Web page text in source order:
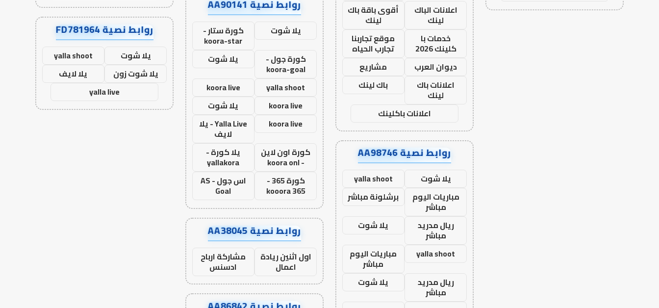
اعلانات الباك
لينك
أقوى باقة باك
لينك
خدمات با
كلينك 2026
موقع تجاربنا
تجارب الحياه
ديوان العرب
مشاريع
اعلانات باك
لينك
باك لينك
اعلانات باكلينك
روابط نصية AA98746
يلا شوت
yalla shoot
مباريات اليوم
مباشر
برشلونة مباشر
ريال مدريد
مباشر
يلا شوت
yalla shoot
مباريات اليوم
مباشر
ريال مدريد
مباشر
يلا شوت
روابط نصية AA90141
يلا شوت كورة ستار -
koora-star
كورة جول -
koora-goal
يلا شوت
yalla shoot
koora live
koora live
يلا شوت
koora live
Yalla Live - يلا
لايف
كورة اون لاين
- koora onl
يلا كورة -
yallakora
كورة 365 -
kooora 365
اس جول - AS
Goal
روابط نصية AA38045
اول اثنين ريادة
اعمال
مشاركة ارباح
ادسنس
روابط نصية FD781964
يلا شوت
yalla shoot
يلا شوت زون
يلا لايف
yalla live